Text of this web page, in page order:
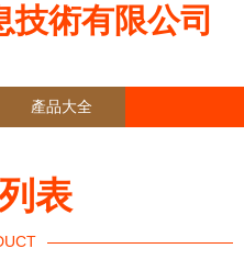
術有限公司
產品大全
表